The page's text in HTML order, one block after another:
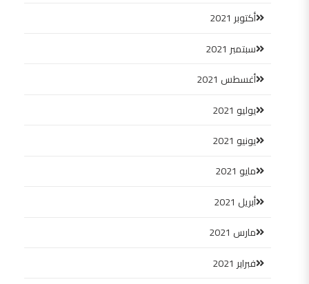
أكتوبر 2021
سبتمبر 2021
أغسطس 2021
يوليو 2021
يونيو 2021
مايو 2021
أبريل 2021
مارس 2021
فبراير 2021